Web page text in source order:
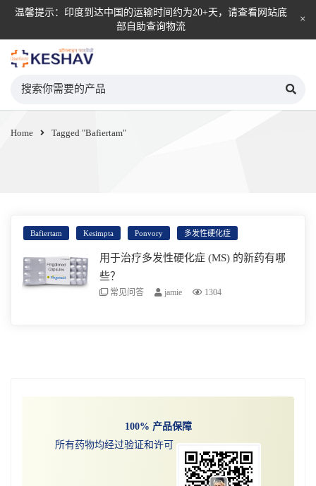
温馨提示：印度到达中国的运输时间约为20+天，请查看网站底
部自助查询物流
Home Tagged "Bafiertam"
Bafiertam Kesimpta Ponvory 多发性硬化症
用于治疗多发性硬化症 (MS) 的新药有哪
些？
常见问答 jamie 1304
100% 产品保障
所有药物均经过验证和许可